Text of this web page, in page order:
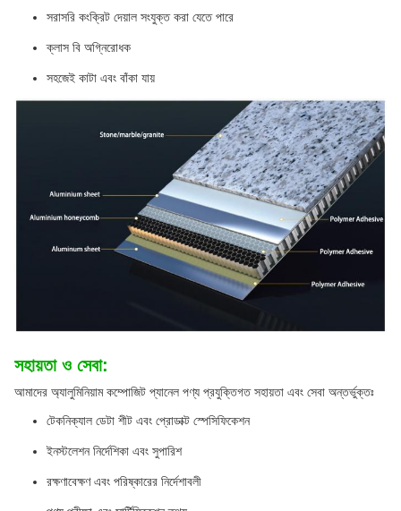
সরাসরি কংক্রিট দেয়াল সংযুক্ত করা যেতে পারে
ক্লাস বি অগ্নিরোধক
সহজেই কাটা এবং বাঁকা যায়
সহায়তা ও সেবা:
আমাদের অ্যালুমিনিয়াম কম্পোজিট প্যানেল পণ্য প্রযুক্তিগত সহায়তা এবং সেবা অন্তর্ভুক্তঃ
টেকনিক্যাল ডেটা শীট এবং প্রোডাক্ট স্পেসিফিকেশন
ইনস্টলেশন নির্দেশিকা এবং সুপারিশ
রক্ষণাবেক্ষণ এবং পরিষ্কারের নির্দেশাবলী